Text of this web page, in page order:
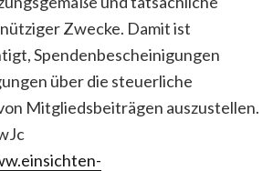
Zwecke. Damit ist
Spendenbescheinigungen
über die steuerliche
Mitgliedsbeiträgen auszustellen.